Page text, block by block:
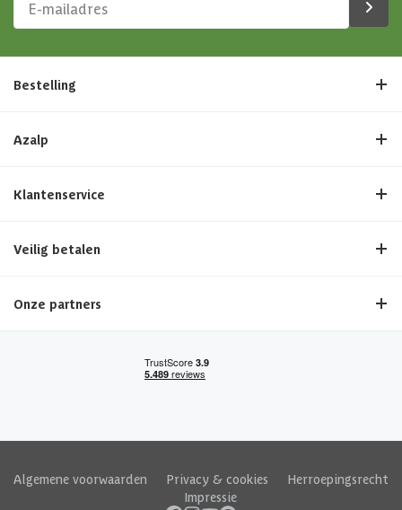
Bestelling
Azalp
Klantenservice
Veilig betalen
Onze partners
Algemene voorwaarden Privacy & cookies
Herroepingsrecht
Impressie